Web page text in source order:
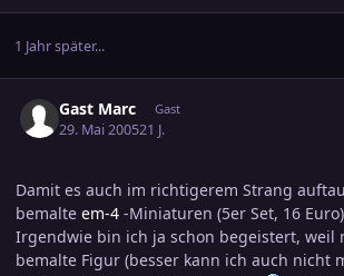
1 Jahr später...
Gast Marc Gast
29. Mai 200521 J.
Damit es auch im richtigerem Strang
bemalte em-4 -Miniaturen (5er Set, 16
Irgendwie bin ich ja schon begeistert, weil
bemalte Figur (besser kann ich auch nicht